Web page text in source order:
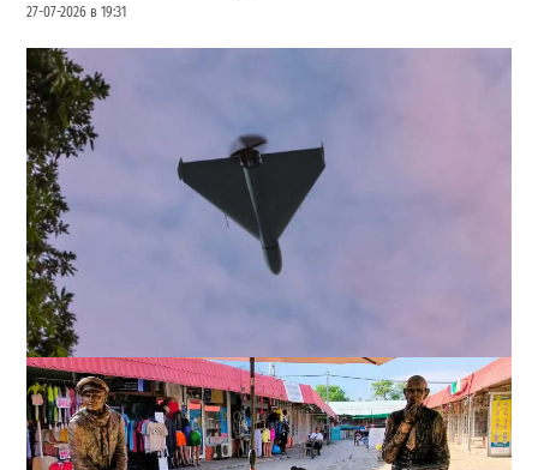
27-07-2026 в 19:31
Після атаки дронів на Одещині у лікарні опинилися
двоє дітей: дівчинка у важкому стані
0
01-08-2026 в 15:27